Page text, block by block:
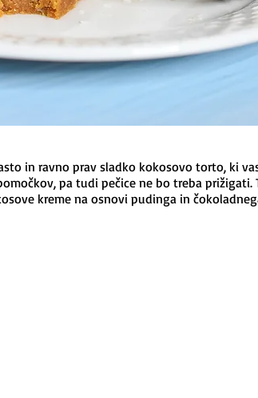
in ravno prav sladko kokosovo torto, ki
pa tudi pečice ne bo treba prižigati.
kreme na osnovi pudinga in